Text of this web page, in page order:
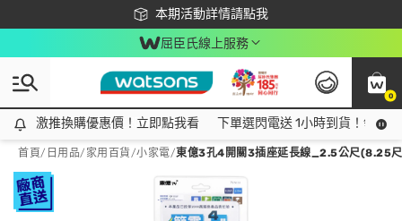
本期活動詳情請點我
下載app最高回饋$350
屈臣氏線上服務
0
激推換購優惠價！立即點我看
激推換購優惠價！立即點我看 下單選閃電送 1小時到貨！領神
首頁/ 日用品/ 家用百貨/小家電/東億3孔4開關3插座延長線_2.5公尺(8.25